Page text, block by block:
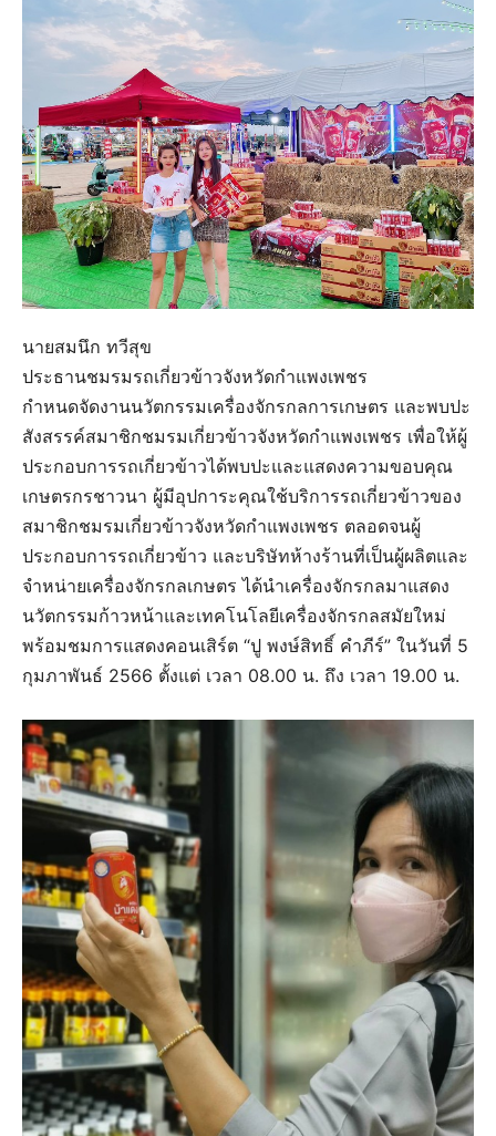
นายสมนึก ทวีสุข
ประธานชมรมรถเกี่ยวข้าวจังหวัดกำแพงเพชร
กำหนดจัดงานนวัตกรรมเครื่องจักรกลการเกษตร และพบปะ
สังสรรค์สมาชิกชมรมเกี่ยวข้าวจังหวัดกำแพงเพชร เพื่อให้ผู้
ประกอบการรถเกี่ยวข้าวได้พบปะและแสดงความขอบคุณ
เกษตรกรชาวนา ผู้มีอุปการะคุณใช้บริการรถเกี่ยวข้าวของ
สมาชิกชมรมเกี่ยวข้าวจังหวัดกำแพงเพชร ตลอดจนผู้
ประกอบการรถเกี่ยวข้าว และบริษัทห้างร้านที่เป็นผู้ผลิตและ
จำหน่ายเครื่องจักรกลเกษตร ได้นำเครื่องจักรกลมาแสดง
นวัตกรรมก้าวหน้าและเทคโนโลยีเครื่องจักรกลสมัยใหม่
พร้อมชมการแสดงคอนเสิร์ต “ปู พงษ์สิทธิ์ คำภีร์” ในวันที่ 5
กุมภาพันธ์ 2566 ตั้งแต่ เวลา 08.00 น. ถึง เวลา 19.00 น.